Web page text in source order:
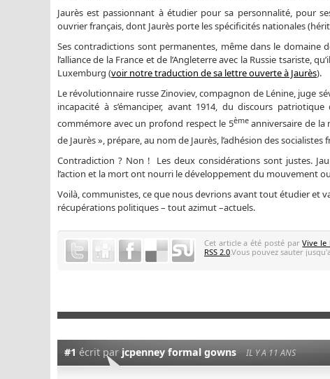
Jaurès est passionnant à étudier pour sa personnalité, pour
ouvrier français, dont Jaurès porte les spécificités nationales
Ses contradictions sont permanentes, même dans le domaine
l’alliance de la France et de l’Angleterre avec la Russie tsariste,
Luxemburg (voir notre traduction de sa lettre ouverte à Jaurès).
Le révolutionnaire russe Zinoviev, compagnon de Lénine, juge
incapacité à s’émanciper, avant 1914, du discours
commémore avec un profond respect le 5èmeanniversaire de la
de Jaurès », prépare, au nom de Jaurès, l’adhésion des socialistes
Contradiction ? Non ! Les deux considérations sont justes.
l’action et la mort ont nourri le développement du mouvement
Voilà, communistes, ce que nous devrions avant tout étudier et
récupérations politiques – tout azimut –actuels.
Cet article a été posté parVive le
RSS 2.0.Vous pouvez sauter
#1 écrit par jcpenney formal gowns IL Y A 11 ANS